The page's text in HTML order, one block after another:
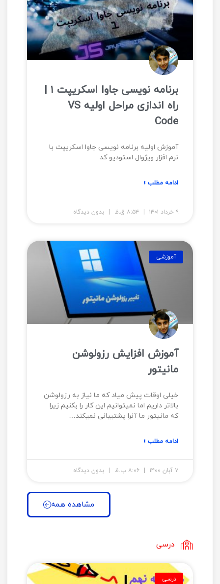
برنامه نویسی جاوا اسکریپت 1 |
راه اندازی مراحل اولیه VS
Code
آموزش اولیه برنامه نویسی جاوا اسکریپت با
نرم افزار ویژوال استودیو کد
ادامه مطلب »
۹ خرداد ۱۴۰۱ بدون دیدگاه
آموزشی
آموزش افزایش رزولوشن
مانیتور
خیلی اوقات پیش میاد که ما نیاز به رزولوشن
بالاتر داریم اما نمیتوانیم این کار را بکنیم زیرا
که مانیتور ما آنرا پشتیبانی نمیکند…
ادامه مطلب »
۷ آبان ۱۴۰۰ بدون دیدگاه
مشاهده همه
درسی
درسی